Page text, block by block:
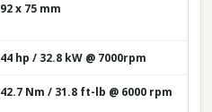
92 x 75 mm
44 hp / 32.8 kW @ 7000rpm
42.7 Nm / 31.8 ft-lb @ 6000 rpm